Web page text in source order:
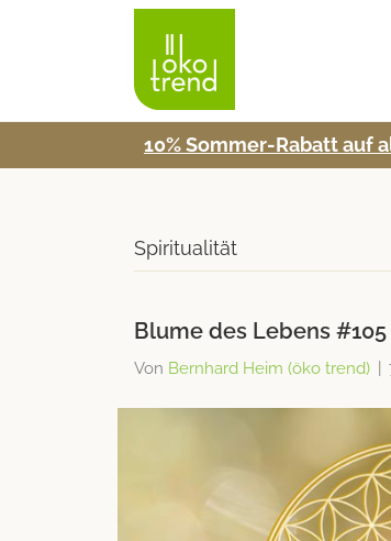
10% Som­mer-Rabatt auf
Spiritualität
Blume des Lebens #105
Von Bernhard Heim (öko trend)